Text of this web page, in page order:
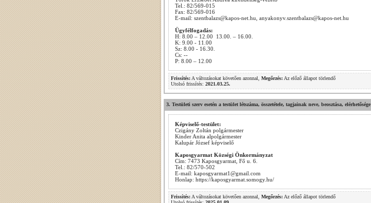
Tel.: 82/569-015
Fax: 82/569-016
E-mail: szentbalazs@kapos-net.hu, anyakonyv.szentbalazs@kapos-net.hu
Ügyfélfogadás:
H: 8.00 – 12.00 13.00. – 16.00.
K: 9.00 - 11.00
Sz: 8.00 - 16.30.
Cs: --
P: 8.00 – 12.00
Frissítés: A változásokat követően azonnal, Megőrzés: Az előző állapot törlendő
Utolsó frissítés: 2021.03.25.
3. Testületi szerv esetén a testület létszáma, összetétele, tagjainak neve, beosztása, elérhetősége
Képviselő-testület:
Czigány Zoltán polgármester
Kinder Anita alpolgármester
Kalupár József képviselő
Kaposgyarmat Községi Önkormányzat
Cím: 7473 Kaposgyarmat, Fő u. 6.
Tel.: 82/570-502
E-mail: kaposgyarmat1@gmail.com
Honlap: https://kaposgyarmat.somogy.hu/
Frissítés: A változásokat követően azonnal, Megőrzés: Az előző állapot törlendő